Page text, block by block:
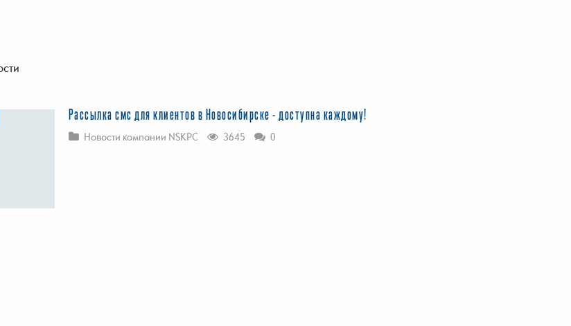
Рассылка смс для клиентов в Новосибирске - доступна каждому!
Новости компании NSKPC
3645 0